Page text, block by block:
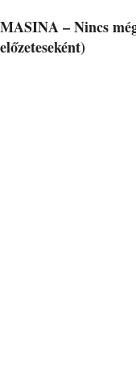
MASINA – Nincs
előzeteseként)